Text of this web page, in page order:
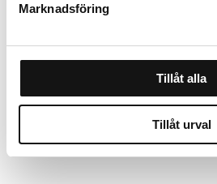
Marknadsföring
Tillåt alla
Tillåt urval